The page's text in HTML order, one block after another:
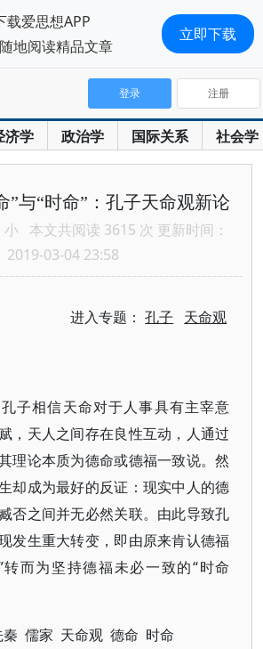
济学 政治学 国际关系 社会学
登录 注册
”与“时命”：孔子天命观新论
小 本文共阅读 3615 次 更新时间：
2019-03-04 23:58
进入专题：孔子 天命观
子相信天命对于人事具有主宰意
，天人之间存在良性互动，人通过
理论本质为德命或德福一致说。然
却成为最好的反证：现实中人的德
否之间并无必然关联。由此导致孔
发生重大转变，即由原来肯认德福
而为坚持德福未必一致的“时命
秦 儒家 天命观 德命 时命
载爱思想APP
地阅读精品文章
立即下载